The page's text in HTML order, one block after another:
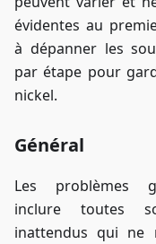
évidentes au
à dépanner les
par étape pour
nickel.
Général
Les problèmes
inclure toutes
inattendus qui ne